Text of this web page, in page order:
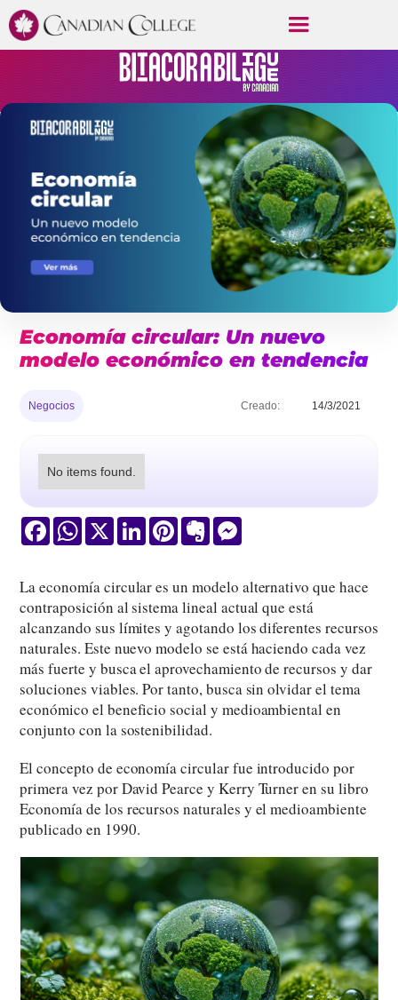
Economía circular: Un nuevo
modelo económico en tendencia
Negocios Creado: 14/3/2021
No items found.
FacebookWhatsApp
X LinkedInPinterestEvernote
La economía circular es un modelo alternativo que hace
contraposición al sistema lineal actual que está
alcanzando sus límites y agotando los diferentes recursos
naturales. Este nuevo modelo se está haciendo cada vez
más fuerte y busca el aprovechamiento de recursos y dar
soluciones viables. Por tanto, busca sin olvidar el tema
económico el beneficio social y medioambiental en
conjunto con la sostenibilidad.
El concepto de economía circular fue introducido por
primera vez por David Pearce y Kerry Turner en su libro
Economía de los recursos naturales y el medioambiente
publicado en 1990.